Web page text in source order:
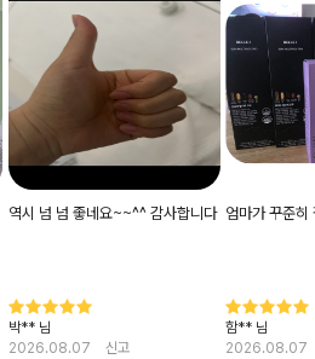
역시 넘 넘 좋네요~~^^ 감사합니다
박** 님
2026.08.07
신고
엄마가 꾸준
함** 님
2026.08.07